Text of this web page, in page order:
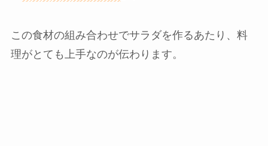
この食材の組み合わせでサラダを作るあたり、料
理がとても上手なのが伝わります。